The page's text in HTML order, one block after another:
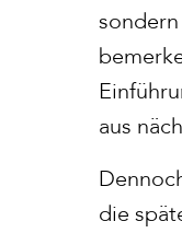
aus
die